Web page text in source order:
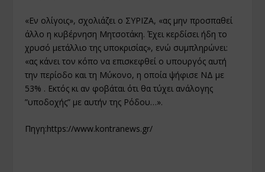
«Εν ολίγοις», σχολιάζει ο ΣΥΡΙΖΑ, «ας μην προσπαθεί
άλλο η κυβέρνηση Μητσοτάκη. Έχει κερδίσει ήδη το
χρυσό μετάλλιο της υποκρισίας», ενώ συμπληρώνει:
«ας κάνει τον κόπο να επισκεφθεί ο υπουργός αυτή
την περίοδο και τη Μύκονο, η οποία ψήφισε ΝΔ με
53% . Εκτός κι αν φοβάται ότι θα τύχει ανάλογης
”υποδοχής” με αυτήν της Ρόδου…».
Πηγη:https://www.kontranews.gr/